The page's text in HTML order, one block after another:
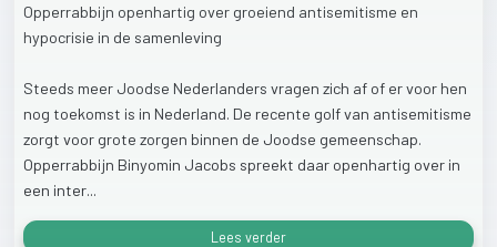
Opperrabbijn openhartig over groeiend antisemitisme en
hypocrisie in de samenleving
Steeds meer Joodse Nederlanders vragen zich af of ervoor hen
nog toekomst is in Nederland. De recente golfvan antisemitisme
zorgt voor grote zorgen binnen de Joodse gemeenschap.
Opperrabbijn Binyomin Jacobs spreekt daar openhartig over in
een inter...
Lees verder